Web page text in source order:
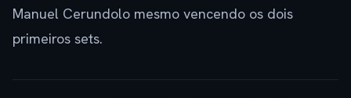
Manuel Cerundolo mesmo vencendo os dois
primeiros sets.